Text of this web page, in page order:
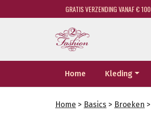
GRATIS VERZENDING VANAF € 100
Home Kleding
Home > Basics > Broeken >